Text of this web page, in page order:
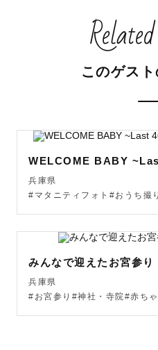
現在はラブグラファーとして
皆様に幸せを届けていけたら
「ディズニーランドにいそう
『　あたたかく、愛のある
『　写真は記録であり、記憶
このゲス
WELCOME BABY
兵庫県
#マタニティフォト#おうち撮
みんなで迎えたお宮参り
兵庫県
#お宮参り#神社・寺院#赤ち